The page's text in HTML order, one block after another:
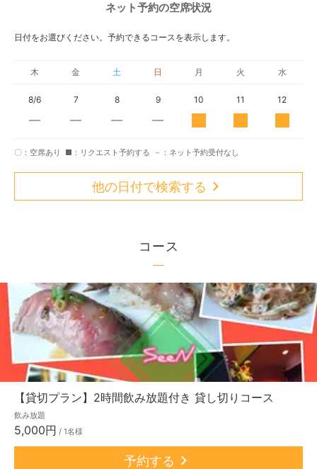
ネット予約の空席状況
日付をお選びください。予約できるコースを表示します。
木 金 土 日 月 火 水
8/6 7 8 9 10 11 12
〇：空席あり ■：リクエスト予約する －：ネット予約受付なし
他の日付で検索する
コース
【貸切プラン】2時間飲み放題付き 貸し切りコース
飲み放題
5,000円 / 1名様
予約する